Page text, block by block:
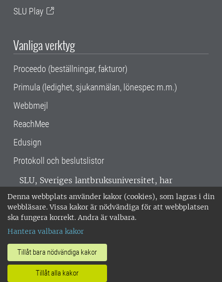
Denna webbplats använder kakor (cookies), som lagras i din
webbläsare. Vissa kakor är nödvändiga för att webbplatsen
ska fungera korrekt. Andra är valbara.
Hantera valbara kakor
Tillåt bara nödvändiga kakor
Tillåt alla kakor
SLU Play
Vanliga verktyg
Proceedo (beställningar, fakturor)
Primula (ledighet, sjukanmälan, lönespec m.m.)
Webbmejl
ReachMee
Edusign
Protokoll och beslutslistor
SLU, Sveriges lantbruksuniversitet, har
verksamhet över hela Sverige. Huvudorter är
Alnarp, Uppsala och Umeå.SLU är
miljöcertifierat enligt ISO 14001. •
018-67 10 00 • Org nr: 202100-2817 •
Om SLU:s webbplatser
•Hantera kakor•Behandling av
personuppgifter